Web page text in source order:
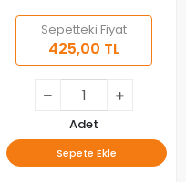
Sepetteki Fiyat
425,00 TL
Adet
Sepete Ekle